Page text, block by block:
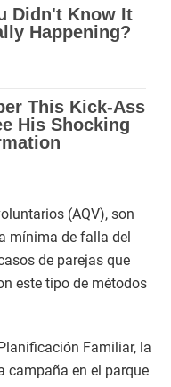
(AQV), son
mínima de falla del
de parejas que
este tipo de métodos
Familiar, la
campaña en el parque